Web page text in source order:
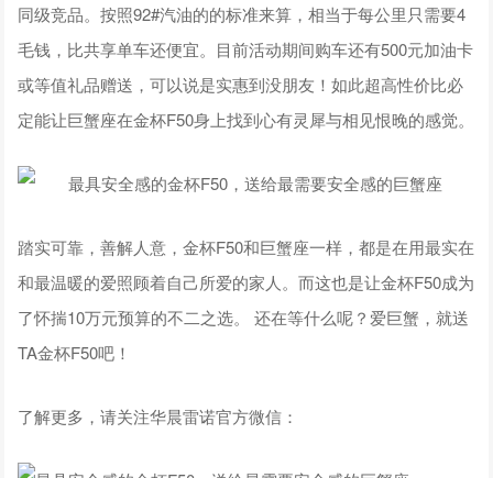
同级竞品。按照92#汽油的的标准来算，相当于每公里只需要4
毛钱，比共享单车还便宜。目前活动期间购车还有500元加油卡
或等值礼品赠送，可以说是实惠到没朋友！如此超高性价比必
定能让巨蟹座在金杯F50身上找到心有灵犀与相见恨晚的感觉。
踏实可靠，善解人意，金杯F50和巨蟹座一样，都是在用最实在
和最温暖的爱照顾着自己所爱的家人。而这也是让金杯F50成为
了怀揣10万元预算的不二之选。 还在等什么呢？爱巨蟹，就送
TA金杯F50吧！
了解更多，请关注华晨雷诺官方微信：